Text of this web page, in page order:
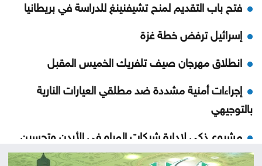
فتح باب التقديم لمنح تشيفنينغ للدراسة في بريطانيا
إسرائيل ترفض خطة غزة
انطلاق مهرجان صيف تلفريك الخميس المقبل
إجراءات أمنية مشددة ضد مطلقي العيارات النارية
بالتوجيهي
مشروع ذكي لإدارة شبكات المياه في الأردن وتحسين
الاستجابة للأعطال